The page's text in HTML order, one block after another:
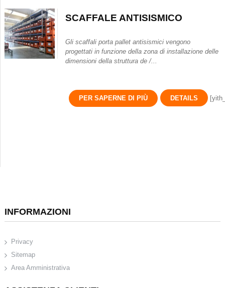
SCAFFALE ANTISISMICO
Gli scaffali porta pallet antisismici vengono
progettati in funzione della zona di installazione delle
dimensioni della struttura de /...
PER SAPERNE DI PIÙ DETAILS
INFORMAZIONI
Privacy
Sitemap
Area Amministrativa